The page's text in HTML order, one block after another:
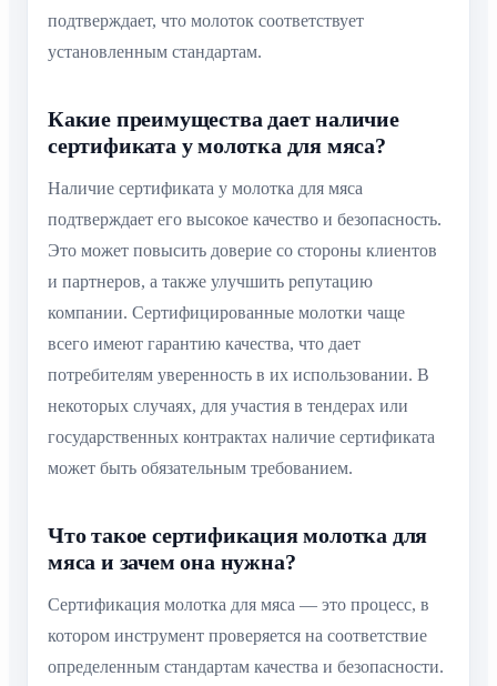
подтверждает, что молоток соответствует
установленным стандартам.
Какие преимущества дает наличие
сертификата у молотка для мяса?
Наличие сертификата у молотка для мяса
подтверждает его высокое качество и безопасность.
Это может повысить доверие со стороны клиентов
и партнеров, а также улучшить репутацию
компании. Сертифицированные молотки чаще
всего имеют гарантию качества, что дает
потребителям уверенность в их использовании. В
некоторых случаях, для участия в тендерах или
государственных контрактах наличие сертификата
может быть обязательным требованием.
Что такое сертификация молотка для
мяса и зачем она нужна?
Сертификация молотка для мяса — это процесс, в
котором инструмент проверяется на соответствие
определенным стандартам качества и безопасности.